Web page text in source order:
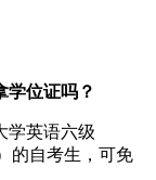
学位证吗？
学英语六级
的自考生，可免